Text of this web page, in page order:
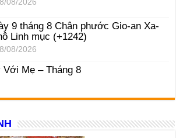
08/2026
9 tháng 8 Chân phước Gio-an Xa-
Linh mục (+1242)
08/2026
Với Mẹ – Tháng 8